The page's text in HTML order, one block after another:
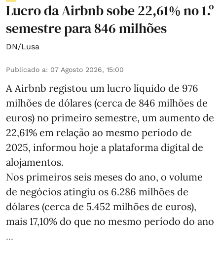
Lucro da Airbnb sobe 22,61% no 1.º
semestre para 846 milhões
DN/Lusa
Publicado a: 07 Agosto 2026, 15:00
A Airbnb registou um lucro líquido de 976
milhões de dólares (cerca de 846 milhões de
euros) no primeiro semestre, um aumento de
22,61% em relação ao mesmo período de
2025, informou hoje a plataforma digital de
alojamentos.
Nos primeiros seis meses do ano, o volume
de negócios atingiu os 6.286 milhões de
dólares (cerca de 5.452 milhões de euros),
mais 17,10% do que no mesmo período do ano
...